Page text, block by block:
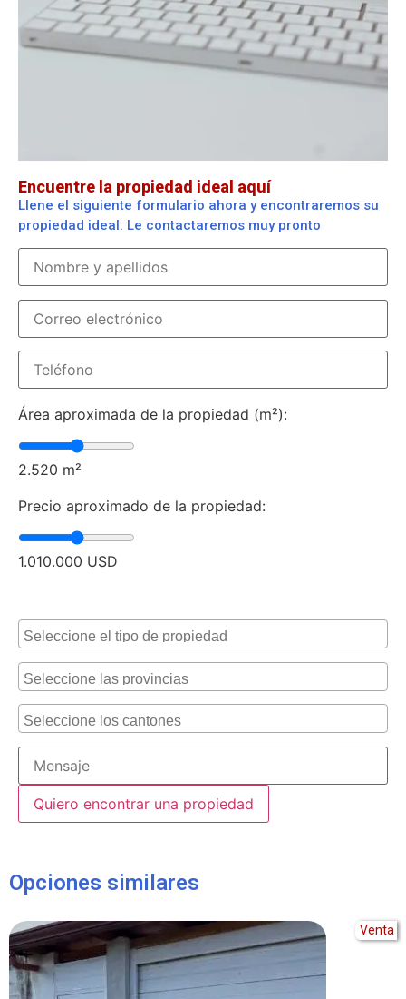
Encuentre la propiedad ideal aquí
Llene el siguiente formulario ahora y encontraremos su
propiedad ideal. Le contactaremos muy pronto
Área aproximada de la propiedad (m²):
2.520 m²
Precio aproximado de la propiedad:
1.010.000 USD
Opciones similares
Venta